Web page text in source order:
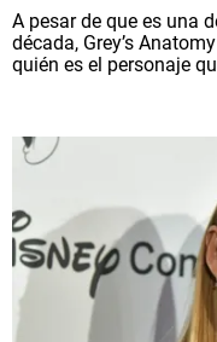
A pesar de que es una
década, Grey’s
quién es el personaje